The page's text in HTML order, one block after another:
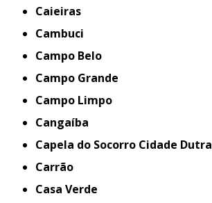
Caieiras
Cambuci
Campo Belo
Campo Grande
Campo Limpo
Cangaíba
Capela do Socorro Cidade Dutra
Carrão
Casa Verde